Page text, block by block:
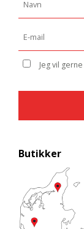
Jeg vil
Butikker